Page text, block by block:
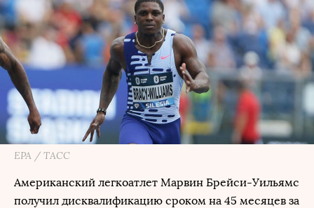
EPA / ТАСС
Американский легкоатлет Марвин Брейси-Уильямс
получил дисквалификацию сроком на 45 месяцев за